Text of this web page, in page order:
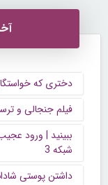
دختری که
فیلم جنجالی و
ببینید | ورود
شبکه 3
داشتن پوستی